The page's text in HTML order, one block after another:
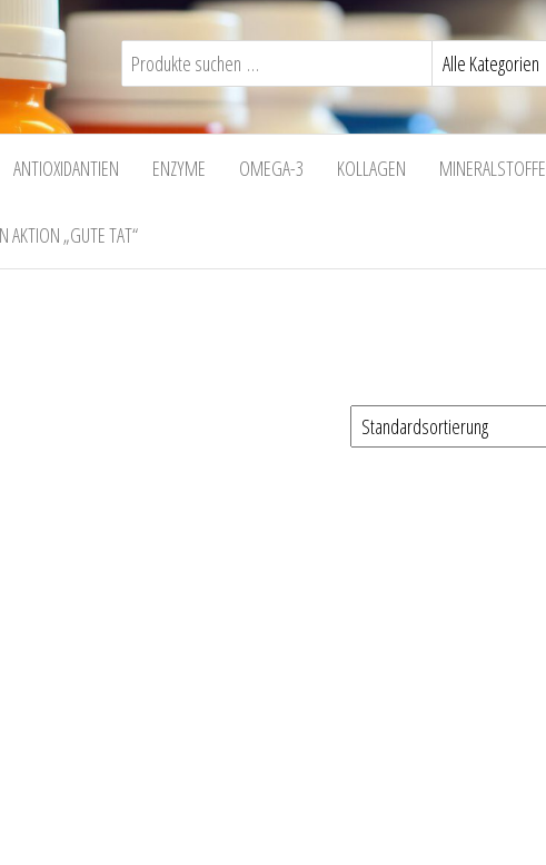
ANTIOXIDANTIEN ENZYME OMEGA-3 KOLLAGEN MINERALSTOFFE
AKTION „GUTE TAT“